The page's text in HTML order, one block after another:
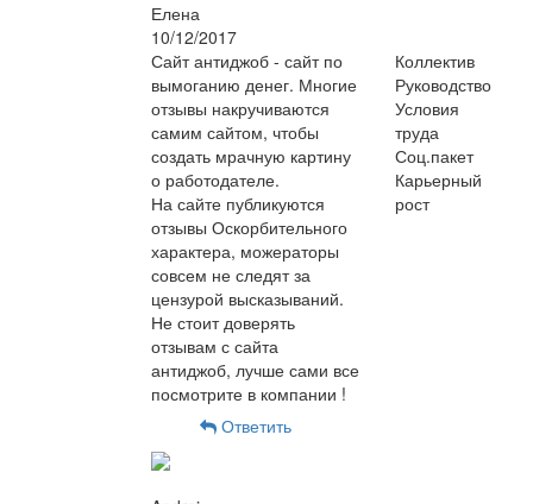
Елена
10/12/2017
Сайт антиджоб - сайт по
вымоганию денег. Многие
отзывы накручиваются
самим сайтом, чтобы
создать мрачную картину
о работодателе.
На сайте публикуются
отзывы Оскорбительного
характера, можераторы
совсем не следят за
цензурой высказываний.
Не стоит доверять
отзывам с сайта
антиджоб, лучше сами все
посмотрите в компании !
Коллектив
Руководство
Условия
труда
Соц.пакет
Карьерный
рост
Ответить